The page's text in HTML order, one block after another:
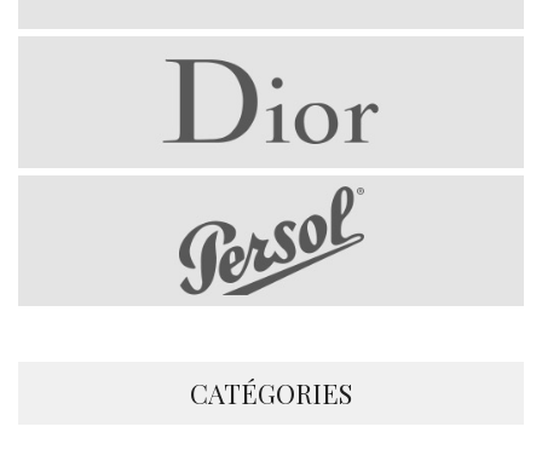
CATÉGORIES